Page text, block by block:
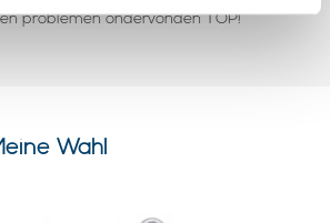
problemen ondervonden TOP!
Wahl